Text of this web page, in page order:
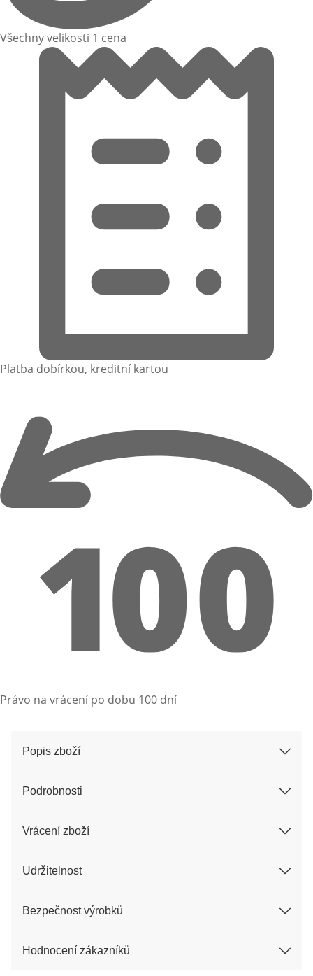
Všechny velikosti 1 cena
Platba dobírkou, kreditní kartou
Právo na vrácení po dobu 100 dní
Popis zboží
Podrobnosti
Vrácení zboží
Udržitelnost
Bezpečnost výrobků
Hodnocení zákazníků